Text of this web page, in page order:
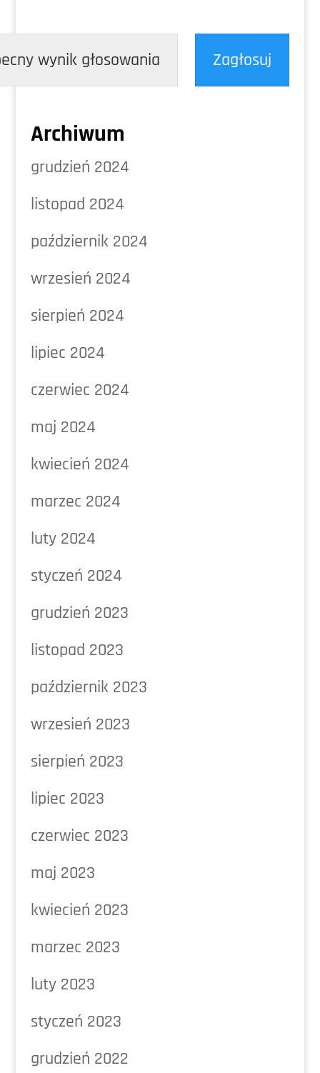
wynik głosowania Zagłosuj
Archiwum
grudzień 2024
listopad 2024
październik 2024
wrzesień 2024
sierpień 2024
lipiec 2024
czerwiec 2024
maj 2024
kwiecień 2024
marzec 2024
luty 2024
styczeń 2024
grudzień 2023
listopad 2023
październik 2023
wrzesień 2023
sierpień 2023
lipiec 2023
czerwiec 2023
maj 2023
kwiecień 2023
marzec 2023
luty 2023
styczeń 2023
grudzień 2022